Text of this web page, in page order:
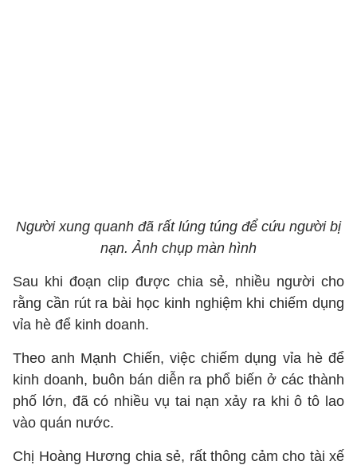
Người xung quanh đã rất lúng túng để cứu người bị
nạn. Ảnh chụp màn hình
Sau khi đoạn clip được chia sẻ, nhiều người cho
rằng cần rút ra bài học kinh nghiệm khi chiếm dụng
vỉa hè để kinh doanh.
Theo anh Mạnh Chiến, việc chiếm dụng vỉa hè để
kinh doanh, buôn bán diễn ra phổ biến ở các thành
phố lớn, đã có nhiều vụ tai nạn xảy ra khi ô tô lao
vào quán nước.
Chị Hoàng Hương chia sẻ, rất thông cảm cho tài xế